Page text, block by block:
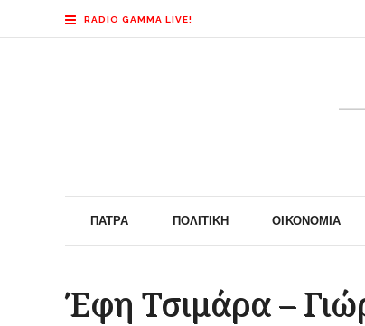
RADIO GAMMA LIVE!
ΠΆΤΡΑ ΠΟΛΙΤΙΚΉ ΟΙΚΟΝΟΜΊΑ
Έφη Τσιμάρα –